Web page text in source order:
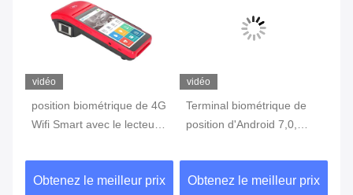
vidéo
position biométrique de 4G
Wifi Smart avec le lecteur
Touch Screen
Obtenez le meilleur prix
vidéo
Terminal biométrique de
position d'Android 7,0,
position avec l'imprimante
Built In Battery
Obtenez le meilleur prix